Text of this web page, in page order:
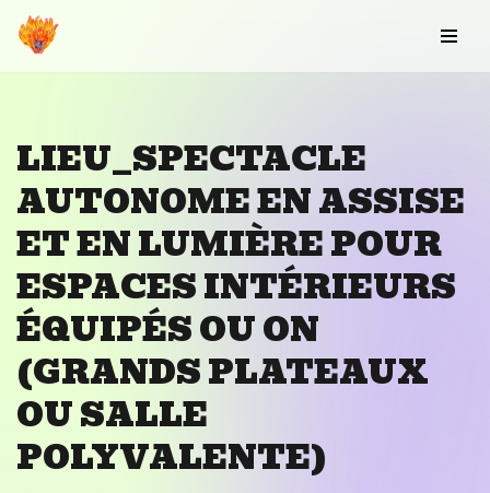
Aller
au
LIEU_SPECTACLE
AUTONOME EN ASSISE
ET EN LUMIÈRE POUR
ESPACES INTÉRIEURS
ÉQUIPÉS OU ON
(GRANDS PLATEAUX
OU SALLE
POLYVALENTE)